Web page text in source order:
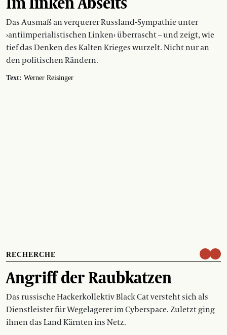
Das Ausmaß an verquerer Russland-Sympathie unter
›antiimperialistischen Linken‹ überrascht – und zeigt, wie
tief das Denken des Kalten Krieges wurzelt. Nicht nur an
den politischen Rändern.
Text: Werner Reisinger
RECHERCHE
Angriff der Raubkatzen
Das russische Hackerkollektiv Black Cat versteht sich als
Dienstleister für Wegelagerer im Cyberspace. Zuletzt ging
ihnen das Land Kärnten ins Netz.